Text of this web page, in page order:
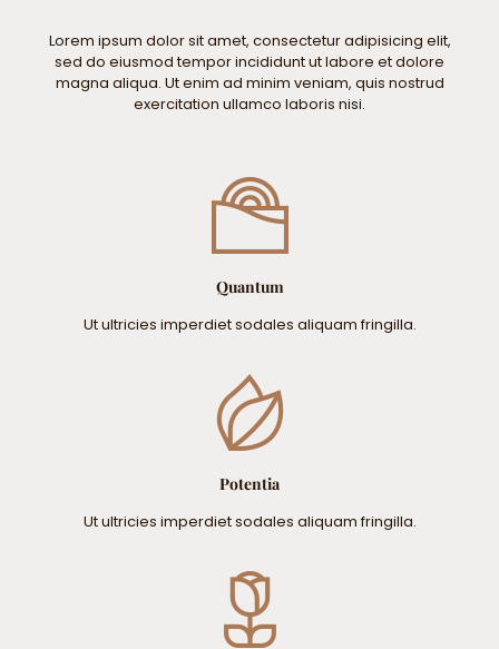
Lorem ipsum dolor sit amet, consectetur adipisicing elit,
sed do eiusmod tempor incididunt ut labore et dolore
magna aliqua. Ut enim ad minim veniam, quis nostrud
exercitation ullamco laboris nisi.
Quantum
Ut ultricies imperdiet sodales aliquam fringilla.
Potentia
Ut ultricies imperdiet sodales aliquam fringilla.